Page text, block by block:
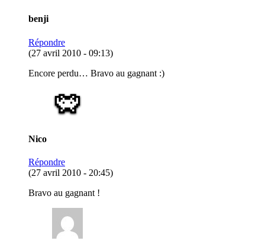
benji
Répondre
(27 avril 2010 - 09:13)
Encore perdu… Bravo au gagnant :)
Nico
Répondre
(27 avril 2010 - 20:45)
Bravo au gagnant !